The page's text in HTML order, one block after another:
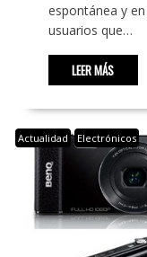
espontánea y
usuarios que…
LEER MÁS
Actualidad Electrónicos